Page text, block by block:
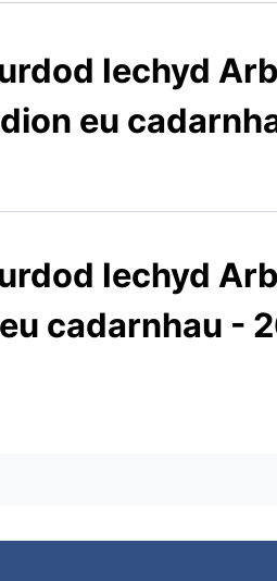
Iechyd
eu
Iechyd
cadarnhau -